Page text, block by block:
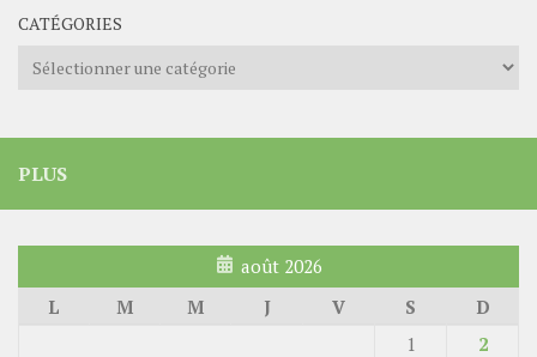
CATÉGORIES
Catégories
PLUS
août 2026
L
M M J V S
D
1
2